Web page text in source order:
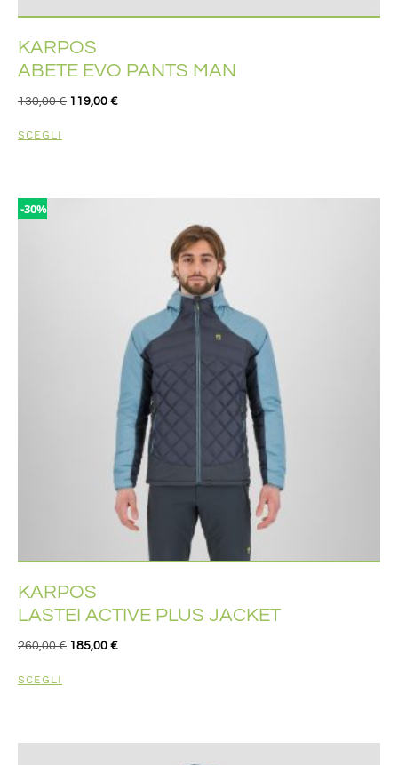
KARPOS
ABETE EVO PANTS MAN
130,00€ 119,00 €
SCEGLI
-30%
KARPOS
LASTEI ACTIVE PLUS JACKET
260,00€ 185,00 €
SCEGLI